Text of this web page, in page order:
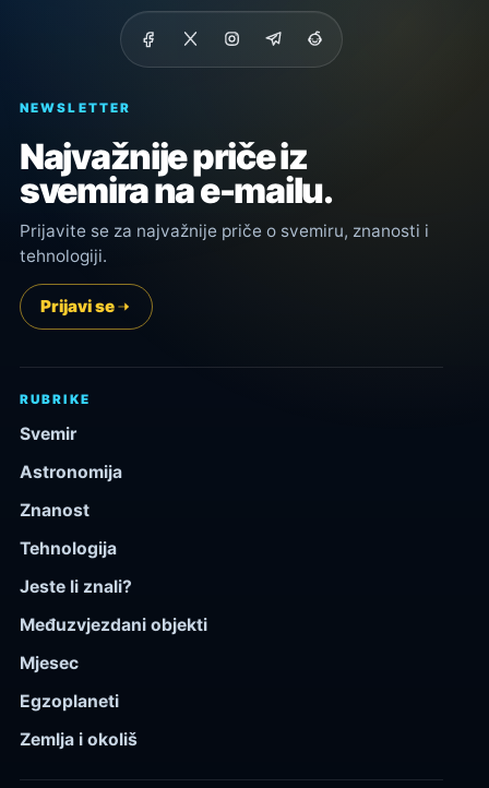
NEWSLETTER
Najvažnije priče iz
svemira na e-mailu.
Prijavite se za najvažnije priče o svemiru, znanosti i
tehnologiji.
Prijavi se
RUBRIKE
Svemir
Astronomija
Znanost
Tehnologija
Jeste li znali?
Međuzvjezdani objekti
Mjesec
Egzoplaneti
Zemlja i okoliš